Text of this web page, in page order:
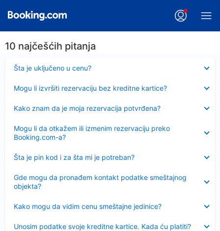
10 najčešćih pitanja
Šta je uključeno u cenu?
Sažeto
Mogu li izvršiti rezervaciju bez kreditne kartice?
Kako znam da je moja rezervacija potvrđena?
Mogu li da otkažem ili izmenim rezervaciju preko
Booking.com-a?
Šta je pin kod i za šta mi je potreban?
Sažeto
Gde mogu da pronađem kontakt podatke smeštajnog
objekta?
Kako mogu da vidim cenu smeštajne jedinice?
Unosim podatke svoje kreditne kartice. Kada ću platiti?